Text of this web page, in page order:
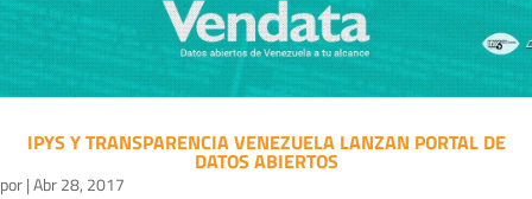
IPYS Y TRANSPARENCIA VENEZUELA LANZAN PORTAL DE
DATOS ABIERTOS
por|Abr 28, 2017